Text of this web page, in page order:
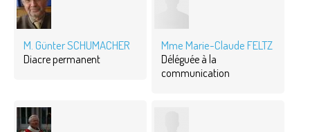
M. Günter SCHUMACHER
Diacre permanent
Mme Marie-Claude FELTZ
Déléguée à la
communication